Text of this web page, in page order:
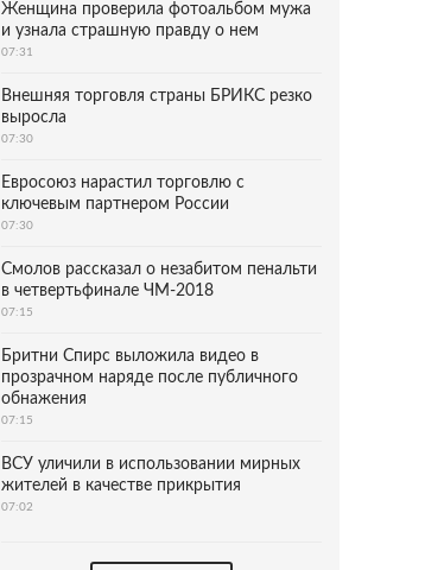
Женщина проверила фотоальбом мужа
и узнала страшную правду о нем
07:31
Внешняя торговля страны БРИКС резко
выросла
07:30
Евросоюз нарастил торговлю с
ключевым партнером России
07:30
Смолов рассказал о незабитом пенальти
в четвертьфинале ЧМ-2018
07:15
Бритни Спирс выложила видео в
прозрачном наряде после публичного
обнажения
07:15
ВСУ уличили в использовании мирных
жителей в качестве прикрытия
07:02